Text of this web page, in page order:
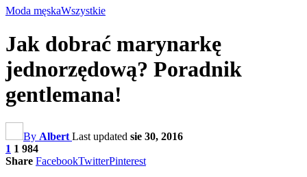
Moda męskaWszystkie
Jak dobrać marynarkę
jednorzędową? Poradnik
gentlemana!
By Albert Last updated sie 30, 2016
1 1 984
Share FacebookTwitterPinterest